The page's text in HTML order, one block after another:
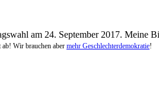
am 24. September 2017. Meine
ab! Wir brauchen aber mehr Geschlechterdemokratie!